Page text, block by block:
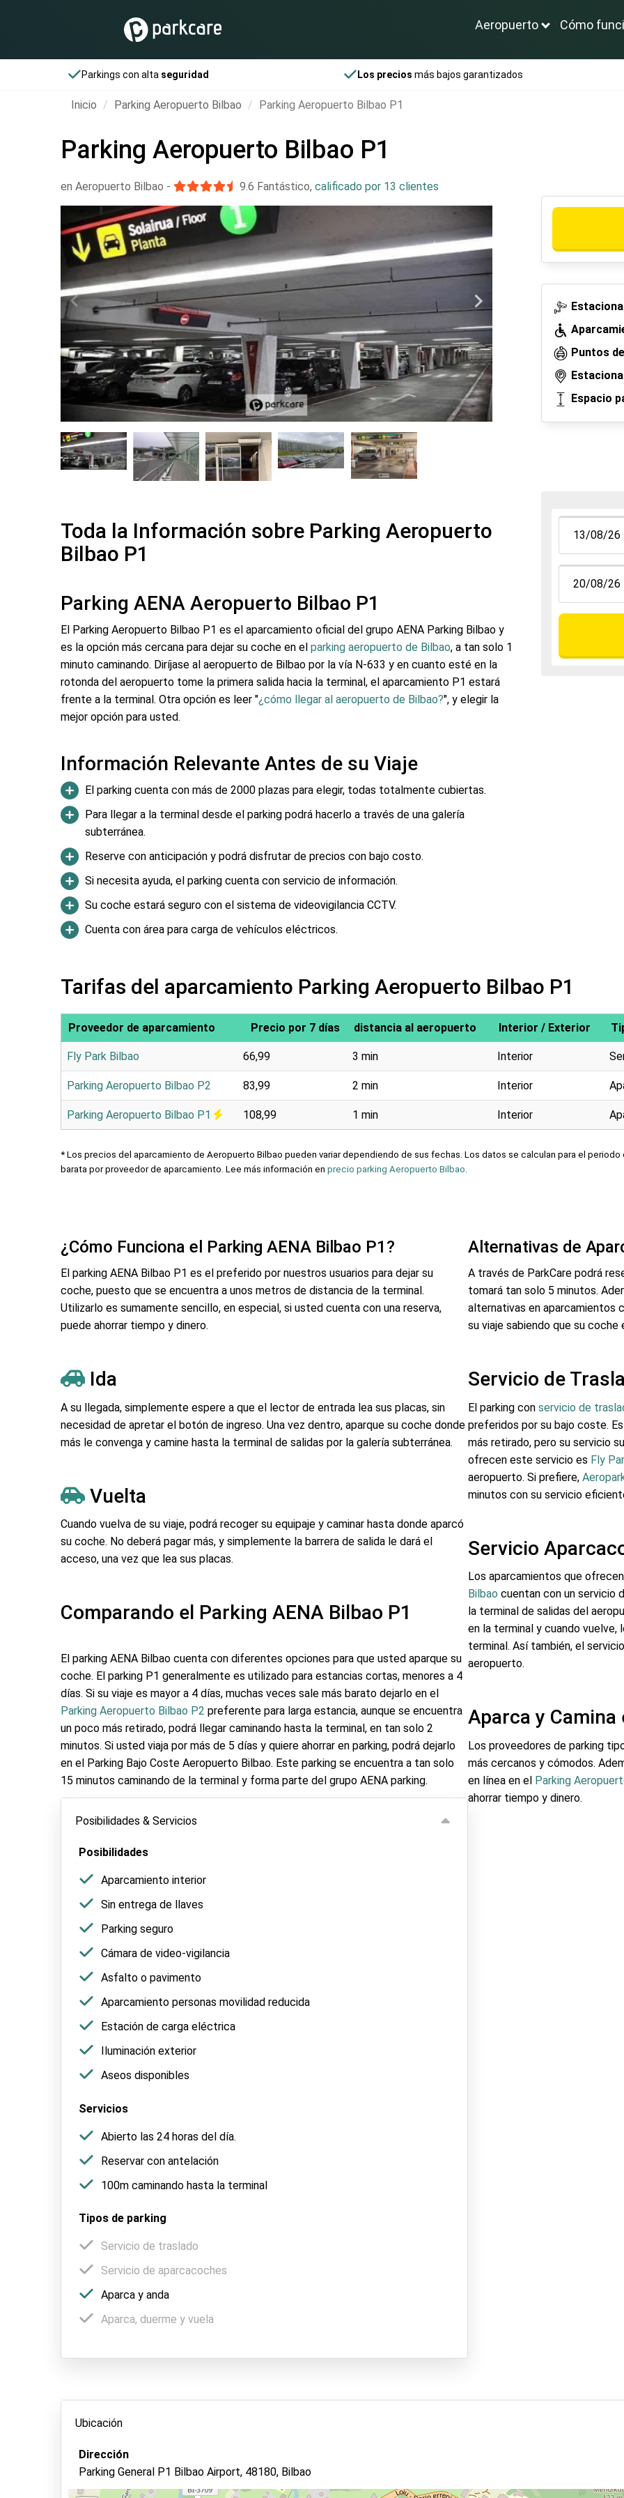
Aeropuerto Cómo
Parkings con alta seguridad Los precios más bajos garantizados
Inicio Parking Aeropuerto Bilbao Parking Aeropuerto Bilbao P1
Parking Aeropuerto Bilbao P1
en Aeropuerto Bilbao - 9.6 Fantástico, calificado por 13 clientes
Puntos
Espacio
Toda la Información sobre Parking Aeropuerto
Bilbao P1
Parking AENA Aeropuerto Bilbao P1
El Parking Aeropuerto Bilbao P1 es el aparcamiento oficial del grupo AENA Parking Bilbao y
es la opción más cercana para dejar su coche en el parking aeropuerto de Bilbao, a tan solo 1
minuto caminando. Diríjase al aeropuerto de Bilbao por la vía N-633 y en cuanto esté en la
rotonda del aeropuerto tome la primera salida hacia la terminal, el aparcamiento P1 estará
frente a la terminal. Otra opción es leer "¿cómo llegar al aeropuerto de Bilbao?", y elegir la
mejor opción para usted.
Información Relevante Antes de su Viaje
El parking cuenta con más de 2000 plazas para elegir, todas totalmente cubiertas.
Para llegar a la terminal desde el parking podrá hacerlo a través de una galería
subterránea.
Reserve con anticipación y podrá disfrutar de precios con bajo costo.
Si necesita ayuda, el parking cuenta con servicio de información.
Su coche estará seguro con el sistema de videovigilancia CCTV.
Cuenta con área para carga de vehículos eléctricos.
Tarifas del aparcamiento Parking Aeropuerto Bilbao P1
Proveedor de aparcamiento Precio por 7 días distancia al aeropuerto Interior / Exterior
Fly Park Bilbao 66,99 3 min Interior
Parking Aeropuerto Bilbao P2 83,99 2 min Interior
Parking Aeropuerto Bilbao P1 108,99 1 min Interior
* Los precios del aparcamiento de Aeropuerto Bilbao pueden variar dependiendo de sus fechas. Los datos se calculan para el
barata por proveedor de aparcamiento. Lee más información en precio parking Aeropuerto Bilbao.
¿Cómo Funciona el Parking AENA Bilbao P1?
El parking AENA Bilbao P1 es el preferido por nuestros usuarios para dejar su
coche, puesto que se encuentra a unos metros de distancia de la terminal.
Utilizarlo es sumamente sencillo, en especial, si usted cuenta con una reserva,
puede ahorrar tiempo y dinero.
Ida
A su llegada, simplemente espere a que el lector de entrada lea sus placas, sin
necesidad de apretar el botón de ingreso. Una vez dentro, aparque su coche donde
más le convenga y camine hasta la terminal de salidas por la galería subterránea.
Vuelta
Cuando vuelva de su viaje, podrá recoger su equipaje y caminar hasta donde aparcó
su coche. No deberá pagar más, y simplemente la barrera de salida le dará el
acceso, una vez que lea sus placas.
Comparando el Parking AENA Bilbao P1
El parking AENA Bilbao cuenta con diferentes opciones para que usted aparque su
coche. El parking P1 generalmente es utilizado para estancias cortas, menores a 4
días. Si su viaje es mayor a 4 días, muchas veces sale más barato dejarlo en el
Parking Aeropuerto Bilbao P2 preferente para larga estancia, aunque se encuentra
un poco más retirado, podrá llegar caminando hasta la terminal, en tan solo 2
minutos. Si usted viaja por más de 5 días y quiere ahorrar en parking, podrá dejarlo
en el Parking Bajo Coste Aeropuerto Bilbao. Este parking se encuentra a tan solo
15 minutos caminando de la terminal y forma parte del grupo AENA parking.
Posibilidades & Servicios
Posibilidades
Aparcamiento interior
Sin entrega de llaves
Parking seguro
Cámara de video-vigilancia
Asfalto o pavimento
Aparcamiento personas movilidad reducida
Estación de carga eléctrica
Iluminación exterior
Aseos disponibles
Servicios
Abierto las 24 horas del día.
Reservar con antelación
100m caminando hasta la terminal
Tipos de parking
Servicio de traslado
Servicio de aparcacoches
Aparca y anda
Aparca, duerme y vuela
Alternativas de
A través de ParkCare podrá
tomará tan solo 5 minutos.
alternativas en aparcamientos
su viaje sabiendo que su coche
Servicio de
El parking con servicio de
preferidos por su bajo coste.
más retirado, pero su servicio
ofrecen este servicio es Fly
aeropuerto. Si prefiere,
minutos con su servicio
Servicio
Los aparcamientos que ofrecen
Bilbao cuentan con un servicio
la terminal de salidas del
en la terminal y cuando vuelve,
terminal. Así también, el
aeropuerto.
Aparca y
Los proveedores de parking
más cercanos y cómodos.
en línea en el Parking
ahorrar tiempo y dinero.
Ubicación
Dirección
Parking General P1 Bilbao Airport, 48180, Bilbao